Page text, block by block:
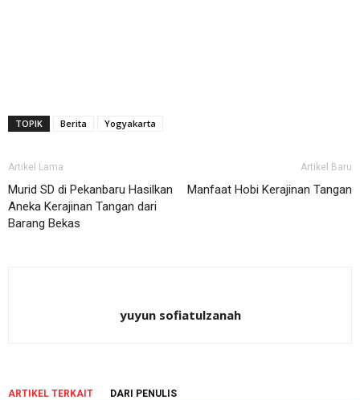
TOPIK Berita Yogyakarta
Artikel Lama
Murid SD di Pekanbaru Hasilkan
Aneka Kerajinan Tangan dari
Barang Bekas
Artikel Baru
Manfaat Hobi Kerajinan Tangan
yuyun sofiatulzanah
ARTIKEL TERKAIT DARI PENULIS